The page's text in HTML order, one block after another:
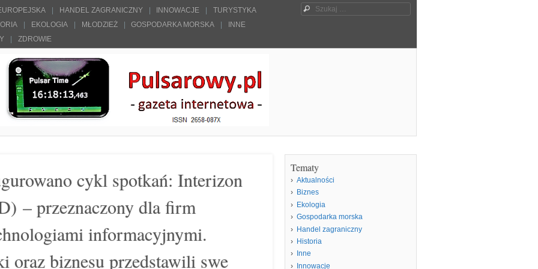
HANDEL ZAGRANICZNY INNOWACJE
TURYSTYKA
EKOLOGIA MŁODZIEŻ GOSPODARKA MORSKA
INNE
ZDROWIE
Szukaj
cykl spotkań: Interizon
– przeznaczony dla firm
informacyjnymi.
oraz biznesu przedstawili swe
Tematy
Aktualności
Biznes
Ekologia
Gospodarka morska
Handel zagraniczny
Historia
Inne
Innowacje